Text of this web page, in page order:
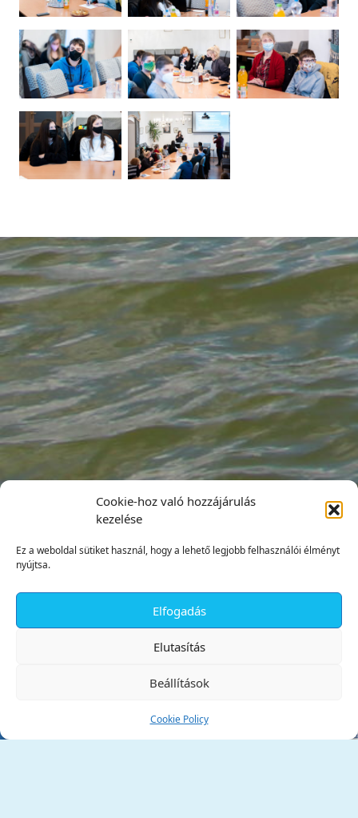
Cookie-hoz való hozzájárulás
kezelése
Ez a weboldal sütiket használ, hogy a lehető legjobb felhasználói élményt
nyújtsa.
Elfogadás
Elutasítás
Beállítások
Cookie Policy
Tata Város Önkormányzata
✕